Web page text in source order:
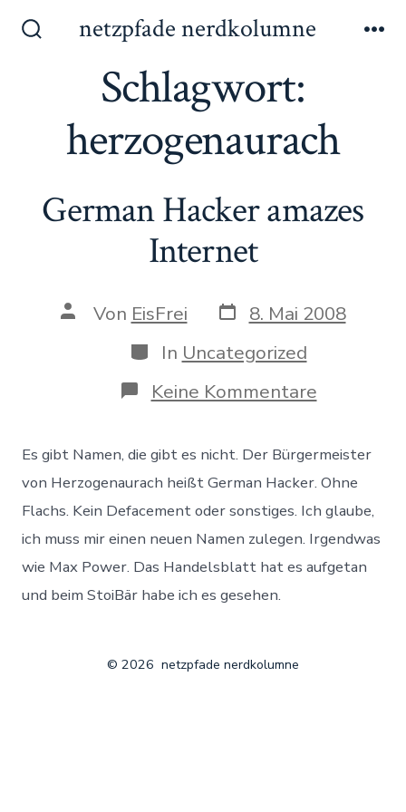
Inhalt
ein-/ausblenden
netzpfade nerdkolumne
Schlagwort:
herzogenaurach
German Hacker amazes
Internet
Autor
Beitrags
Von EisFrei Datum
des
Beitrags
8. Mai 2008
Kategorien
In Uncategorized
Keine Kommentarezu
German
amazes
Internet
Es gibt Namen, die gibt es nicht. Der Bürgermeister
von Herzogenaurach heißt German Hacker. Ohne
Flachs. Kein Defacement oder sonstiges. Ich glaube,
ich muss mir einen neuen Namen zulegen. Irgendwas
wie Max Power. Das Handelsblatt hat es aufgetan
und beim StoiBär habe ich es gesehen.
© 2026 netzpfade nerdkolumne